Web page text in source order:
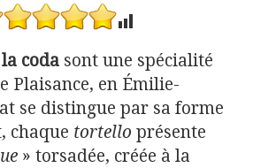
coda sont une spécialité
Plaisance, en Émilie-
se distingue par sa forme
chaque tortello présente
» torsadée, créée à la